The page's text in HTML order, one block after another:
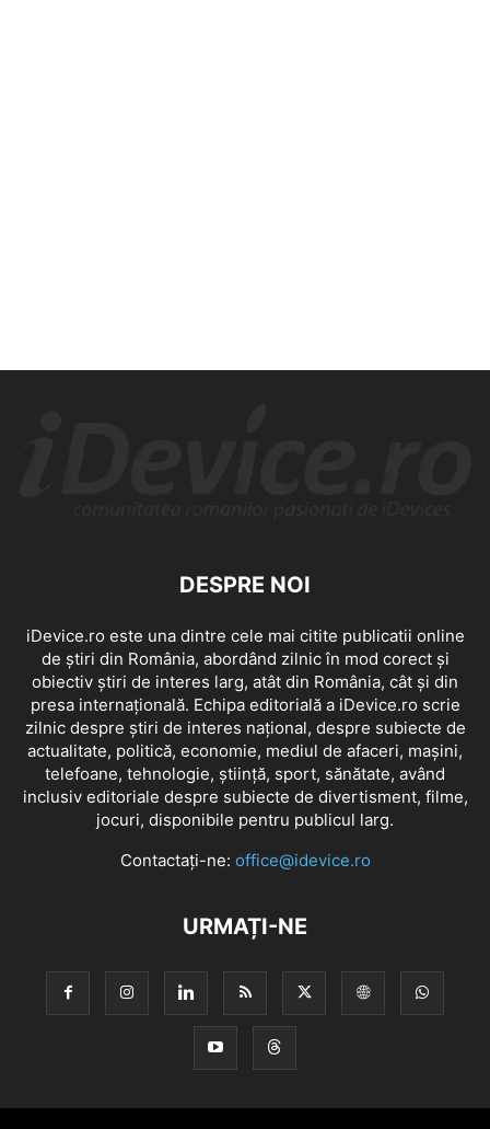
DESPRE NOI
iDevice.ro este una dintre cele mai citite publicatii online
de știri din România, abordând zilnic în mod corect și
obiectiv știri de interes larg, atât din România, cât și din
presa internațională. Echipa editorială a iDevice.ro scrie
zilnic despre știri de interes național, despre subiecte de
actualitate, politică, economie, mediul de afaceri, mașini,
telefoane, tehnologie, știință, sport, sănătate, având
inclusiv editoriale despre subiecte de divertisment, filme,
jocuri, disponibile pentru publicul larg.
Contactați-ne: office@idevice.ro
URMAȚI-NE